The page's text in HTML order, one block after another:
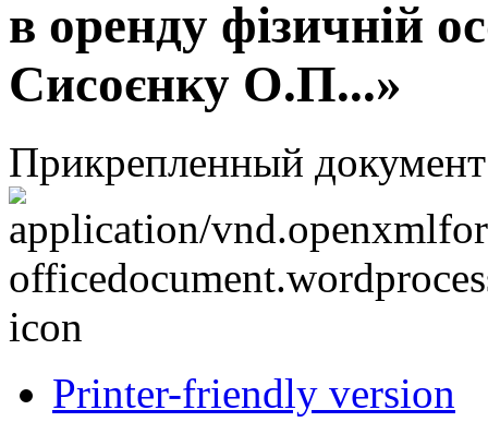
в оренду фізичній
Сисоєнку О.П...»
Прикрепленный
Printer-friendly version